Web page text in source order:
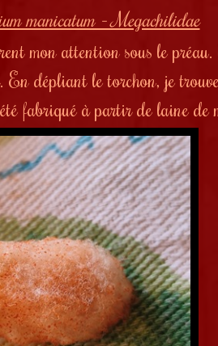
manicatum - Megachilidae
mon attention sous le préau.
dépliant le torchon, je
fabriqué à partir de laine de